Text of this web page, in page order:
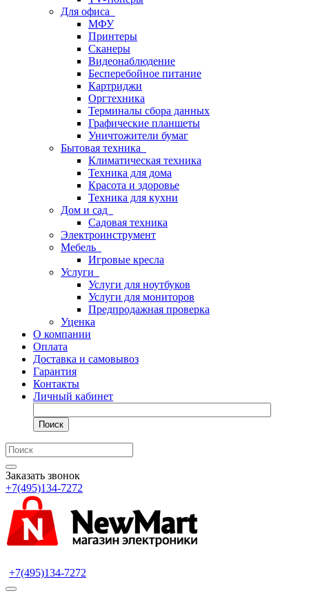
Для офиса
МФУ
Принтеры
Сканеры
Видеонаблюдение
Бесперебойное питание
Картриджи
Оргтехника
Терминалы сбора данных
Графические планшеты
Уничтожители бумаг
Бытовая техника
Климатическая техника
Техника для дома
Красота и здоровье
Техника для кухни
Дом и сад
Садовая техника
Электроинструмент
Мебель
Игровые кресла
Услуги
Услуги для ноутбуков
Услуги для мониторов
Предпродажная проверка
Уценка
О компании
Оплата
Доставка и самовывоз
Гарантия
Контакты
Личный кабинет
Поиск
Заказать звонок
+7(495)134-7272
+7(495)134-7272